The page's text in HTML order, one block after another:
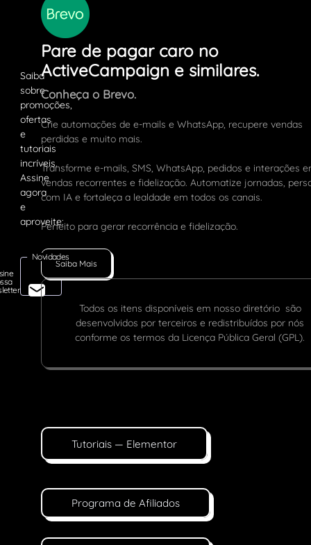
Novidades
Pare de pagar caro no
ActiveCampaign e similares.
Conheça o Brevo.
Crie automações de e-mails e WhatsApp, recupere vendas
perdidas e muito mais.
Transforme e-mails, SMS, WhatsApp, pedidos e interações
vendas recorrentes e fidelização. Automatize jornadas,
com IA e fortaleça a lealdade em todos os canais.
Perfeito para gerar recorrência e fidelização.
Saiba Mais
Todos os itens disponíveis em nosso diretório são
desenvolvidos por terceiros e redistribuídos por nós
conforme os termos da Licença Pública Geral (GPL).
Tutoriais — Elementor
Programa de Afiliados